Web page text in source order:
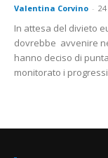
Valentina Corvino -
In attesa del divieto
dovrebbe avvenire
hanno deciso di
monitorato i